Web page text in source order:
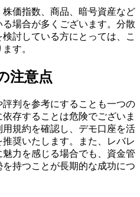
価指数、商品、暗号資産など
場合が多くございます。分散
討している方にとっては、こ
す。
注意点
判を参考にすることも一つの
存することは危険でございま
規約を確認し、デモ口座を活
奨いたします。また、レバレ
力を感じる場合でも、資金管
持つことが長期的な成功につ